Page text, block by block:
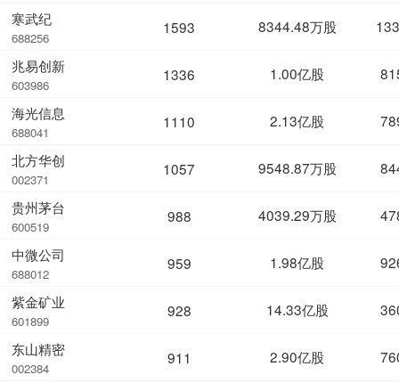
寒武纪
688256
兆易创新
603986
海光信息
688041
北方华创
002371
贵州茅台
600519
中微公司
688012
紫金矿业
601899
东山精密
002384
1593 8344.48万股
1336 1.00亿股
1110 2.13亿股
1057 9548.87万股
988 4039.29万股
959 1.98亿股
928 14.33亿股
911 2.90亿股